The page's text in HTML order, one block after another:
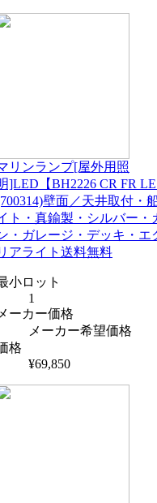
リンランプ[屋外用照
]LED【BH2226 CR FR
壁面／天井取付・
ト・真鍮製・シルバー・
・ガレージ・デッキ・エ
アライト送料無料
小ロット
1
メーカー価格
メーカー希望価格
格
¥69,850